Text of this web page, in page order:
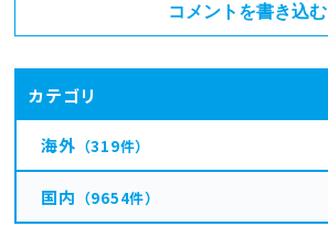
コメントを書き込む
カテゴリ
海外 （319件）
国内 （9654件）